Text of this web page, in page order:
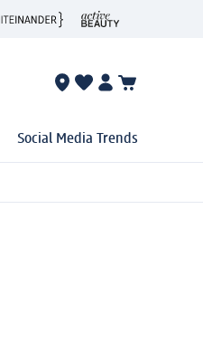
Social Media Trends